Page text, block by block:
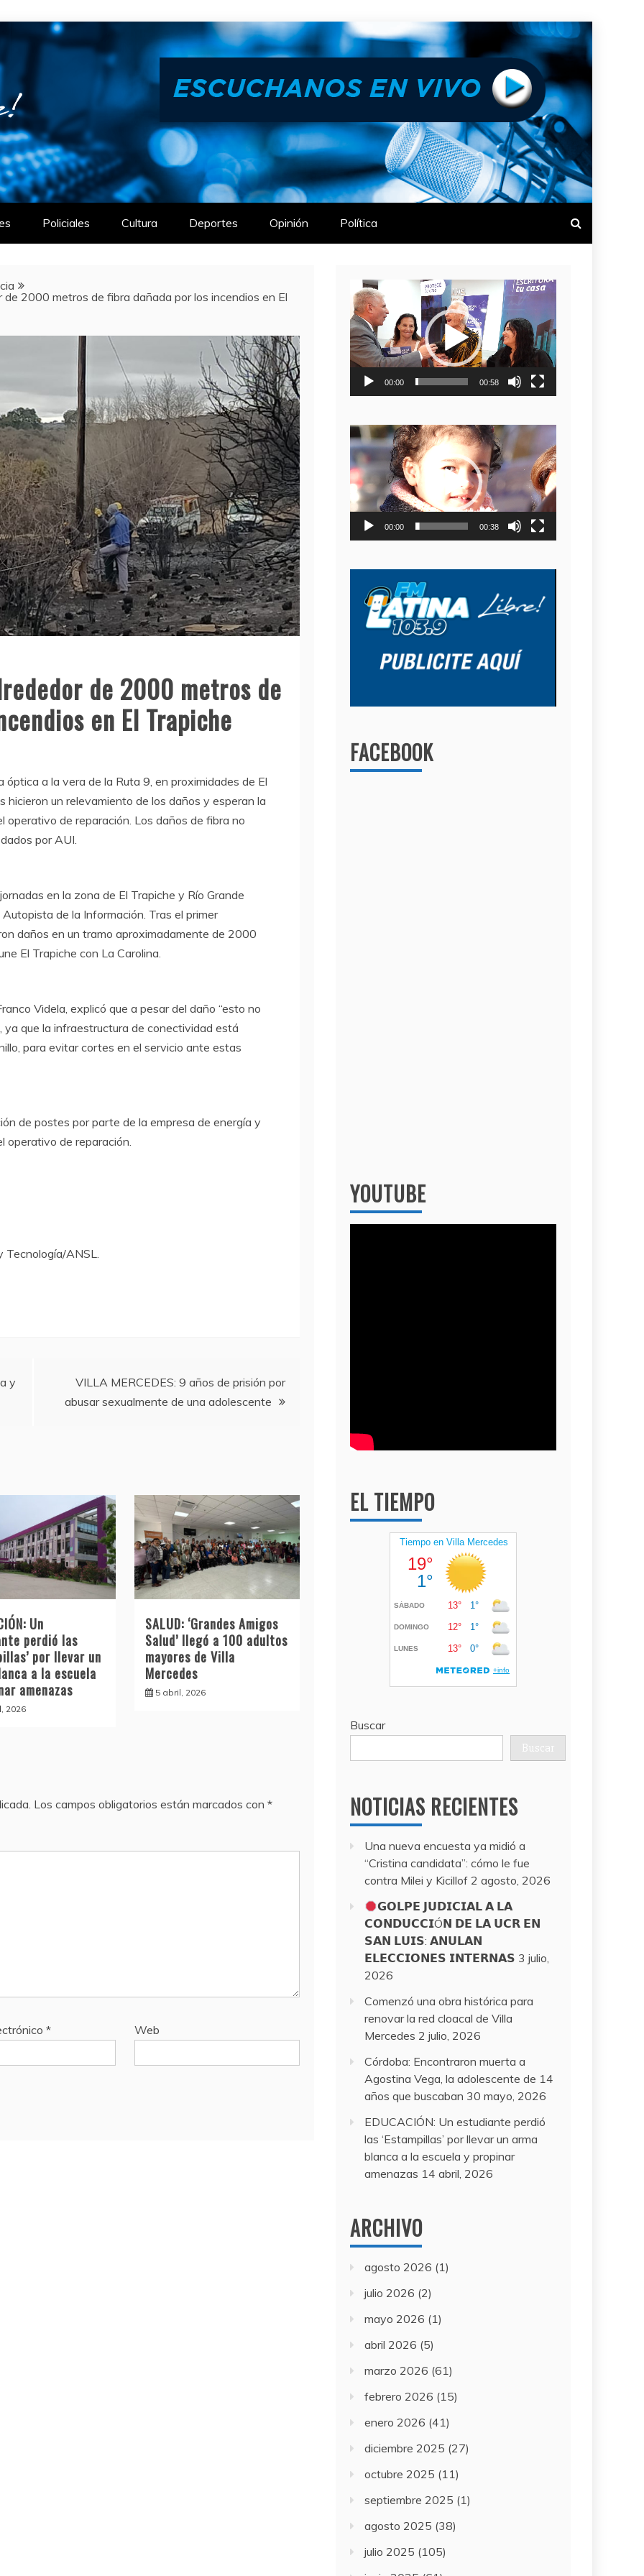
Policiales Cultura Deportes Opinión Política
2000 metros de fibra dañada por los incendios en El
de 2000 metros de
en El Trapiche
a la vera de la Ruta 9, en proximidades de El
hicieron un relevamiento de los daños y esperan la
de reparación. Los daños de fibra no
por AUI.
en la zona de El Trapiche y Río Grande
de la Información. Tras el primer
daños en un tramo aproximadamente de 2000
El Trapiche con La Carolina.
Videla, explicó que a pesar del daño “esto no
que la infraestructura de conectividad está
para evitar cortes en el servicio ante estas
de postes por parte de la empresa de energía y
operativo de reparación.
Tecnología/ANSL.
y
VILLA MERCEDES: 9 años de prisión por
abusar sexualmente de una adolescente
Un
perdió las
por llevar un
a la escuela
amenazas
2026
SALUD: ‘Grandes Amigos
Salud’ llegó a 100 adultos
mayores de Villa
Mercedes
5 abril, 2026
Los campos obligatorios están marcados con *
* Web
Reproductor
de
video
00:00 00:58
Reproductor
de
video
00:00 00:38
FACEBOOK
YOUTUBE
EL TIEMPO
Buscar
Buscar
NOTICIAS RECIENTES
Una nueva encuesta ya midió a
“Cristina candidata”: cómo le fue
contra Milei y Kicillof 2 agosto, 2026
𝗚𝗢𝗟𝗣𝗘 𝗝𝗨𝗗𝗜𝗖𝗜𝗔𝗟 𝗔 𝗟𝗔
𝗖𝗢𝗡𝗗𝗨𝗖𝗖𝗜Ó𝗡 𝗗𝗘 𝗟𝗔 𝗨𝗖𝗥 𝗘𝗡
𝗦𝗔𝗡 𝗟𝗨𝗜𝗦: 𝗔𝗡𝗨𝗟𝗔𝗡
𝗘𝗟𝗘𝗖𝗖𝗜𝗢𝗡𝗘𝗦 𝗜𝗡𝗧𝗘𝗥𝗡𝗔𝗦 3 julio,
2026
Comenzó una obra histórica para
renovar la red cloacal de Villa
Mercedes 2 julio, 2026
Córdoba: Encontraron muerta a
Agostina Vega, la adolescente de 14
años que buscaban 30 mayo, 2026
EDUCACIÓN: Un estudiante perdió
las ‘Estampillas’ por llevar un arma
blanca a la escuela y propinar
amenazas 14 abril, 2026
ARCHIVO
agosto 2026 (1)
julio 2026 (2)
mayo 2026 (1)
abril 2026 (5)
marzo 2026 (61)
febrero 2026 (15)
enero 2026 (41)
diciembre 2025 (27)
octubre 2025 (11)
septiembre 2025 (1)
agosto 2025 (38)
julio 2025 (105)